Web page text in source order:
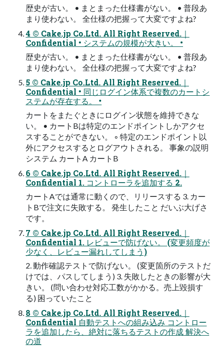
歴史が古い。 • まとまった仕様書がない。 • 普段あ
まり使わない。 全仕様の把握って大変ですよね?
4 © Cake.jp Co.Ltd. All Right Reserved.｜
Confidential • システムの規模が大きい。 •
歴史が古い。 • まとまった仕様書がない。 • 普段あ
まり使わない。 全仕様の把握って大変ですよね?
5 © Cake.jp Co.Ltd. All Right Reserved.｜
Confidential • 同じログイン体系で複数のカートシ
ステムが存在する。 •
カートをまたぐときにログイン状態を維持できな
い。 • カートBは特定のエンドポイントしかアクセ
スすることができない。 ◦ 特定のエンドポイント以
外にアクセスするとログアウトされる。 事象の説明
システム カートA カートB
6 © Cake.jp Co.Ltd. All Right Reserved.｜
Confidential 1. コントローラを追加する 2.
カートAでは通常に動くので、リリースする 3. カー
トBで注文に失敗する。 発生したこと だいぶ大げさ
です。
7 © Cake.jp Co.Ltd. All Right Reserved.｜
Confidential 1. レビューで防げない。 (変更頻度が
少なく、レビュー漏れしてしまう)
2. 動作確認テストで防げない。 (変更箇所のテストだ
けでは、パスしてしまう) 3. 失敗したときの影響が大
きい。 (問い合わせ対応工数がかかる。売上毀損す
る) 困っていたこと
8 © Cake.jp Co.Ltd. All Right Reserved.｜
Confidential 自動テストへの組み込み コントロー
ラを追加したら、絶対に落ちるテストの作成 解決へ
の道